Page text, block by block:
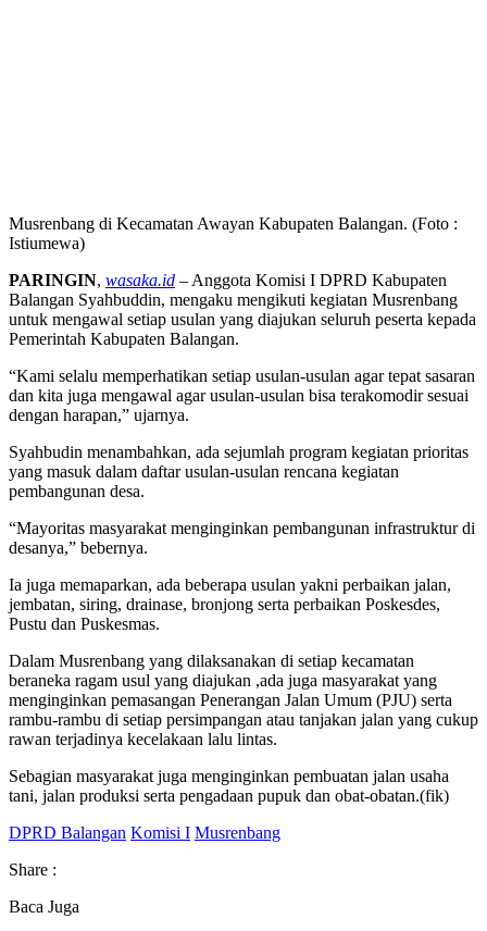
Musrenbang di Kecamatan Awayan Kabupaten Balangan. (Foto :
Istiumewa)
PARINGIN, wasaka.id – Anggota Komisi I DPRD Kabupaten
Balangan Syahbuddin, mengaku mengikuti kegiatan Musrenbang
untuk mengawal setiap usulan yang diajukan seluruh peserta kepada
Pemerintah Kabupaten Balangan.
“Kami selalu memperhatikan setiap usulan-usulan agar tepat sasaran
dan kita juga mengawal agar usulan-usulan bisa terakomodir sesuai
dengan harapan,” ujarnya.
Syahbudin menambahkan, ada sejumlah program kegiatan prioritas
yang masuk dalam daftar usulan-usulan rencana kegiatan
pembangunan desa.
“Mayoritas masyarakat menginginkan pembangunan infrastruktur di
desanya,” bebernya.
Ia juga memaparkan, ada beberapa usulan yakni perbaikan jalan,
jembatan, siring, drainase, bronjong serta perbaikan Poskesdes,
Pustu dan Puskesmas.
Dalam Musrenbang yang dilaksanakan di setiap kecamatan
beraneka ragam usul yang diajukan ,ada juga masyarakat yang
menginginkan pemasangan Penerangan Jalan Umum (PJU) serta
rambu-rambu di setiap persimpangan atau tanjakan jalan yang cukup
rawan terjadinya kecelakaan lalu lintas.
Sebagian masyarakat juga menginginkan pembuatan jalan usaha
tani, jalan produksi serta pengadaan pupuk dan obat-obatan.(fik)
DPRD Balangan Komisi I Musrenbang
Share :
Baca Juga